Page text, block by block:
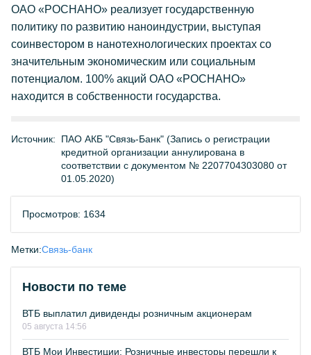
ОАО «РОСНАНО» реализует государственную
политику по развитию наноиндустрии, выступая
соинвестором в нанотехнологических проектах со
значительным экономическим или социальным
потенциалом. 100% акций ОАО «РОСНАНО»
находится в собственности государства.
Источник:
ПАО АКБ "Связь-Банк" (Запись о регистрации
кредитной организации аннулирована в
соответствии с документом № 2207704303080 от
01.05.2020)
Просмотров: 1634
Метки:Связь-банк
Новости по теме
ВТБ выплатил дивиденды розничным акционерам
05 августа 14:56
ВТБ Мои Инвестиции: Розничные инвесторы перешли к